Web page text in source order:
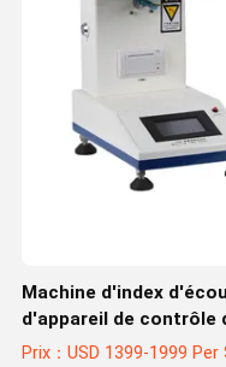
Machine d'index
d'appareil de contrôle
d'ApplyingTo
Prix：USD 1399-1999 Per